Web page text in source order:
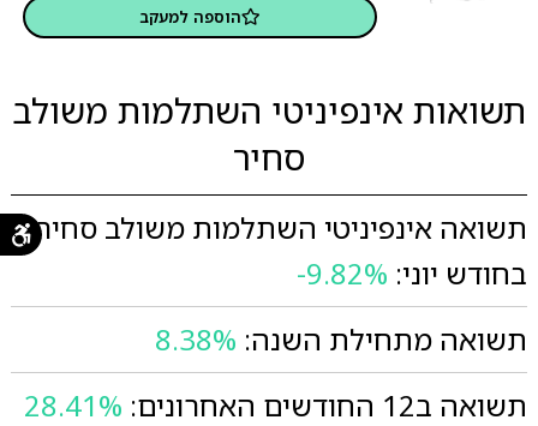
הוספה למעקב
תשואות אינפיניטי השתלמות משולב
סחיר
תשואה אינפיניטי השתלמות משולב סחיר
בחודש יוני: -9.82%
תשואה מתחילת השנה: 8.38%
תשואה ב12 החודשים האחרונים:
28.41%